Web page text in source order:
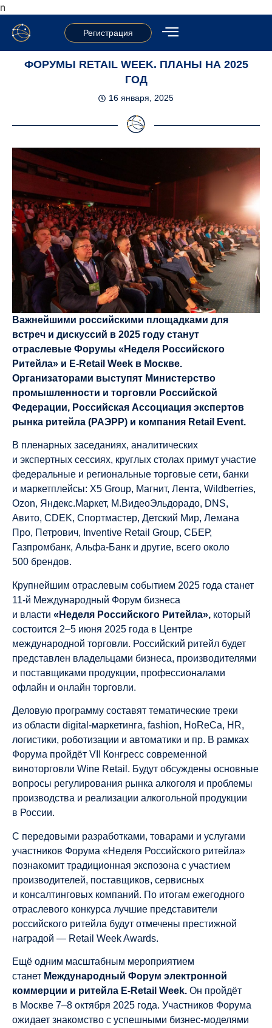
n
Регистрация
ФОРУМЫ RETAIL WEEK. ПЛАНЫ НА 2025
ГОД
16 января, 2025
Важнейшими российскими площадками для
встреч и дискуссий в 2025 году станут
отраслевые Форумы «Неделя Российского
Ритейла» и E-Retail Week в Москве.
Организаторами выступят Министерство
промышленности и торговли Российской
Федерации, Российская Ассоциация экспертов
рынка ритейла (РАЭРР) и компания Retail Event.
В пленарных заседаниях, аналитических
и экспертных сессиях, круглых столах примут участие
федеральные и региональные торговые сети, банки
и маркетплейсы: X5 Group, Магнит, Лента, Wildberries,
Ozon, Яндекс.Маркет, М.ВидеоЭльдорадо, DNS,
Авито, СDEK, Спортмастер, Детский Мир, Лемана
Про, Петрович, Inventive Retail Group, СБЕР,
Газпромбанк, Альфа-Банк и другие, всего около
500 брендов.
Крупнейшим отраслевым событием 2025 года станет
11-й Международный Форум бизнеса
и власти «Неделя Российского Ритейла», который
состоится 2–5 июня 2025 года в Центре
международной торговли. Российский ритейл будет
представлен владельцами бизнеса, производителями
и поставщиками продукции, профессионалами
офлайн и онлайн торговли.
Деловую программу составят тематические треки
из области digital-маркетинга, fashion, HoReCa, HR,
логистики, роботизации и автоматики и пр. В рамках
Форума пройдёт VII Конгресс современной
виноторговли Wine Retail. Будут обсуждены основные
вопросы регулирования рынка алкоголя и проблемы
производства и реализации алкогольной продукции
в России.
С передовыми разработками, товарами и услугами
участников Форума «Неделя Российского ритейла»
познакомит традиционная экспозона с участием
производителей, поставщиков, сервисных
и консалтинговых компаний. По итогам ежегодного
отраслевого конкурса лучшие представители
российского ритейла будут отмечены престижной
наградой — Retail Week Awards.
Ещё одним масштабным мероприятием
станет Международный Форум электронной
коммерции и ритейла E-Retail Week. Он пройдёт
в Москве 7–8 октября 2025 года. Участников Форума
ожидает знакомство с успешными бизнес-моделями